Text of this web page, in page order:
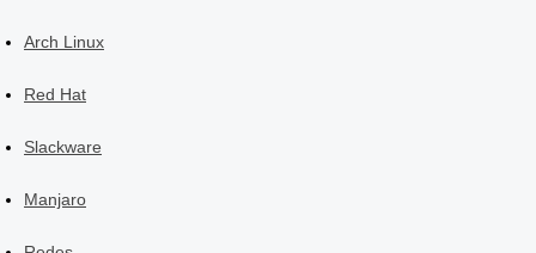
Arch Linux
Red Hat
Slackware
Manjaro